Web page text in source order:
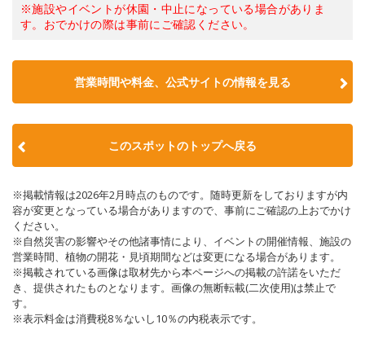
※施設やイベントが休園・中止になっている場合がありま
す。おでかけの際は事前にご確認ください。
営業時間や料金、公式サイトの情報を見る
このスポットのトップへ戻る
※掲載情報は2026年2月時点のものです。随時更新をしておりますが内
容が変更となっている場合がありますので、事前にご確認の上おでかけ
ください。
※自然災害の影響やその他諸事情により、イベントの開催情報、施設の
営業時間、植物の開花・見頃期間などは変更になる場合があります。
※掲載されている画像は取材先から本ページへの掲載の許諾をいただ
き、提供されたものとなります。画像の無断転載(二次使用)は禁止で
す。
※表示料金は消費税8％ないし10％の内税表示です。